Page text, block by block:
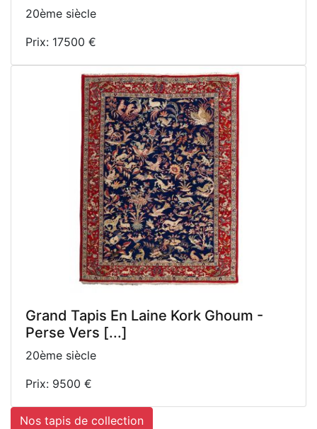
20ème siècle
Prix: 17500 €
Grand Tapis En Laine Kork Ghoum -
Perse Vers [...]
20ème siècle
Prix: 9500 €
Nos tapis de collection